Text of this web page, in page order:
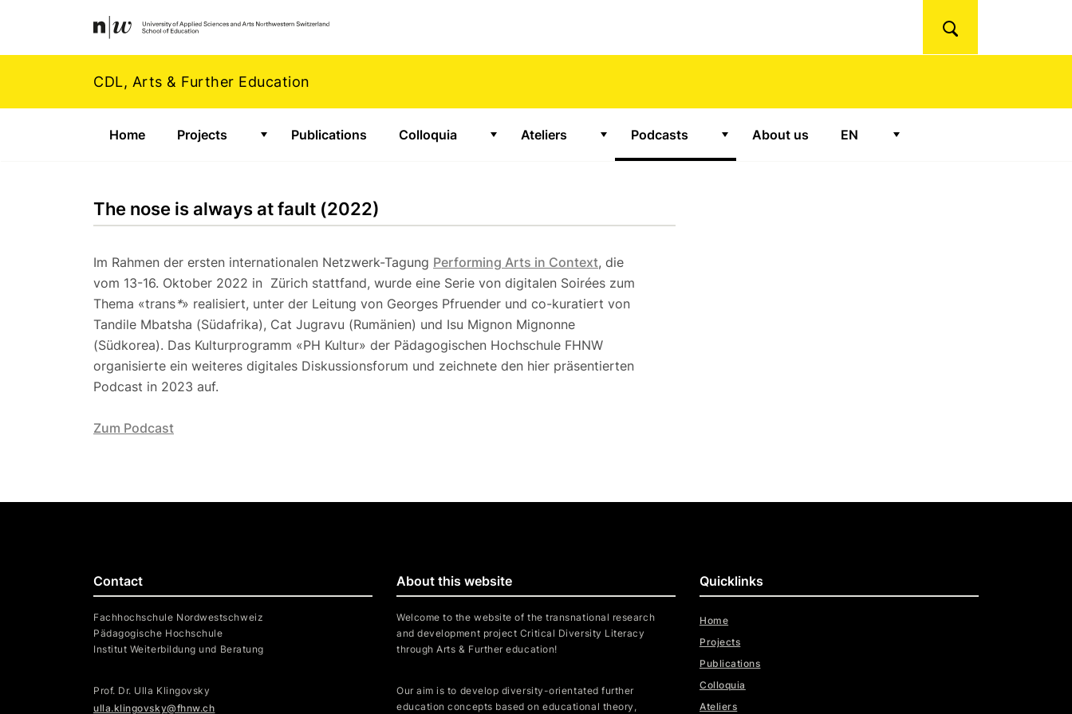
Navigation
CDL, Arts & Further Education
Home Projects
Show submenu for "Projects"
Publications Colloquia
Show submenu for "Colloquia"
Ateliers
Show submenu for "Ateliers"
Podcasts
Show submenu for "Podcasts"
About us EN
The nose is always at fault (2022)
Im Rahmen der ersten internationalen Netzwerk-Tagung Performing Arts in Context, die
vom 13-16. Oktober 2022 in Zürich stattfand, wurde eine Serie von digitalen Soirées zum
Thema «trans*» realisiert, unter der Leitung von Georges Pfruender und co-kuratiert von
Tandile Mbatsha (Südafrika), Cat Jugravu (Rumänien) und Isu Mignon Mignonne
(Südkorea). Das Kulturprogramm «PH Kultur» der Pädagogischen Hochschule FHNW
organisierte ein weiteres digitales Diskussionsforum und zeichnete den hier präsentierten
Podcast in 2023 auf.
Zum Podcast
Footer
Contact
Fachhochschule Nordwestschweiz
Pädagogische Hochschule
Institut Weiterbildung und Beratung
Prof. Dr. Ulla Klingovsky
ulla.klingovsky@fhnw.ch
About this website
Welcome to the website of the transnational research
and development project Critical Diversity Literacy
through Arts & Further education!
Our aim is to develop diversity-orientated further
education concepts based on educational theory,
Quicklinks
Home
Projects
Publications
Colloquia
Ateliers